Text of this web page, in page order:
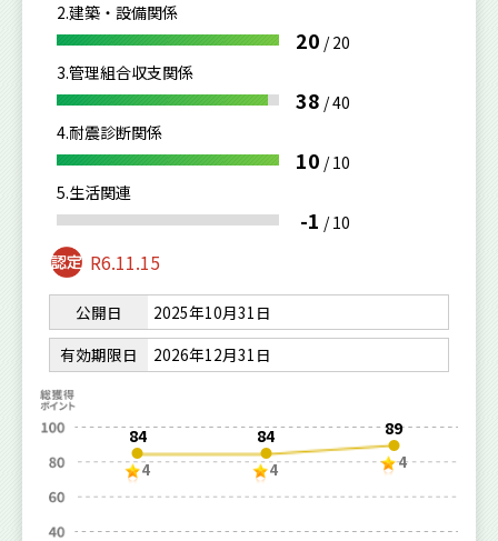
2.建築・設備関係
20 /20
3.管理組合収支関係
38 /40
4.耐震診断関係
10 /10
5.生活関連
-1 /10
R6.11.15
公開日
2025年10月31日
有効期限日
2026年12月31日
84
4
84
4
89
4